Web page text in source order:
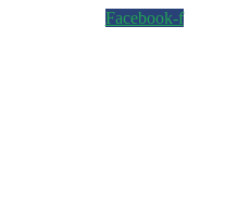
Facebook-f